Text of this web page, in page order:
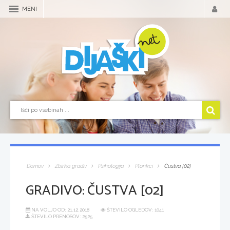
MENI
Domov Zbirka gradiv Psihologija Plonkci Čustva [02]
GRADIVO:ČUSTVA [02]
NA VOLJO OD: 21.12.2018
ŠTEVILO OGLEDOV: 1041
ŠTEVILO PRENOSOV: 2525